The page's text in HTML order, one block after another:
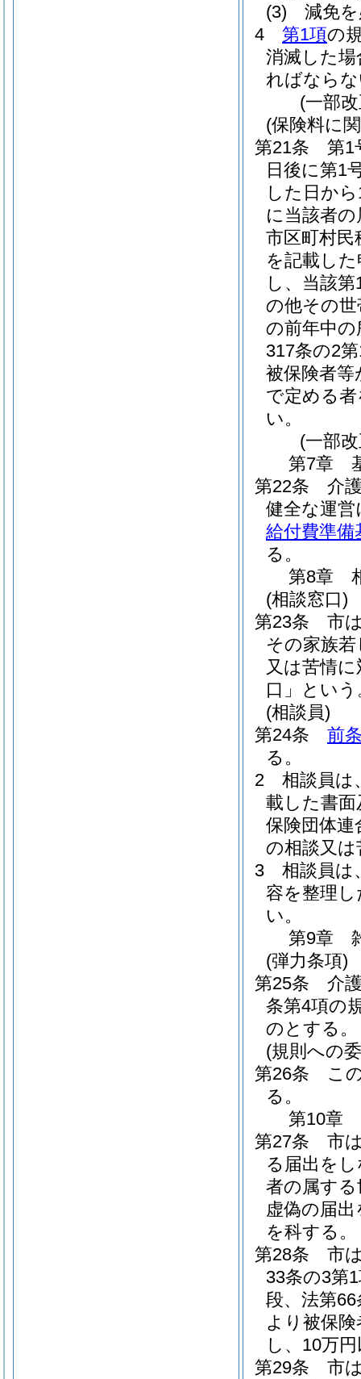
(3)
減免
4
第1項の
消滅した
ればなら
(一部
(保険料に
第21条
第1
日後に第1
した日か
に当該者
市区町村
を記載し
し、当該
の他その
の前年中
317条の2
被保険者
で定める
い。
(一部
第7章
第22条
介
健全な運
給付費準備
る。
第8章
(相談窓口)
第23条
市
その家族
又は苦情
口」という
(相談員)
第24条
前
る。
2
相談員は
載した書
保険団体
の相談又
3
相談員は
容を整理
い。
第9章
(弾力条項)
第25条
介
条第4項の
のとする。
(規則への
第26条
こ
る。
第10章
第27条
市
る届出を
者の属す
虚偽の届
を科する。
第28条
市
33条の3第
段、法第
より被保
し、10万
第29条
市